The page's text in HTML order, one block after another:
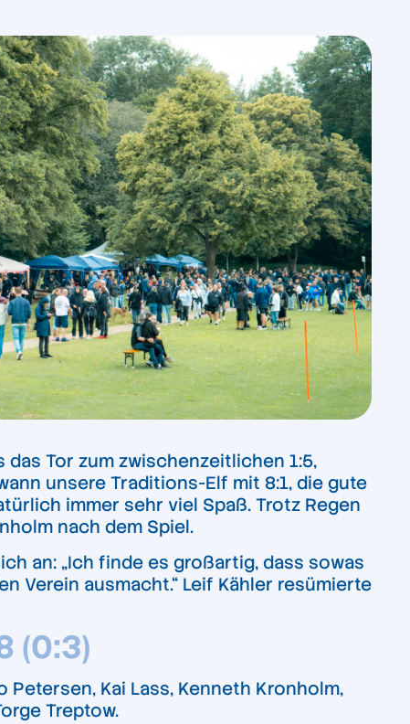
Tor zum zwischenzeitlichen 1:5,
unsere Traditions-Elf mit 8:1, die gute
immer sehr viel Spaß. Trotz Regen
nach dem Spiel.
an: „Ich finde es großartig, dass sowas
Verein ausmacht.“ Leif Kähler resümierte
(0:3)
Petersen, Kai Lass, Kenneth Kronholm,
Treptow.